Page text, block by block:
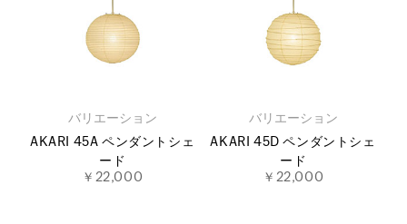
バリエーション
AKARI 45A ペンダントシェ
ード
￥22,000
バリエーション
AKARI 45D ペンダントシェ
ード
￥22,000